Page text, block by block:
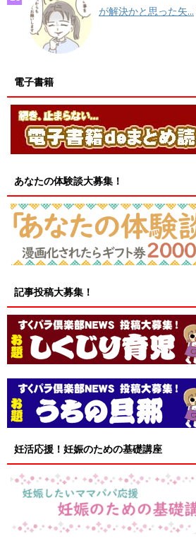
が解決かと思った矢...
電子書籍
あなたの体験談大募集！
記事投稿大募集！
妊活応援！妊娠のための基礎講座